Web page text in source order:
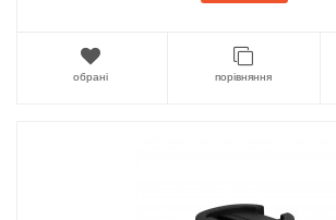
обрані порівняння